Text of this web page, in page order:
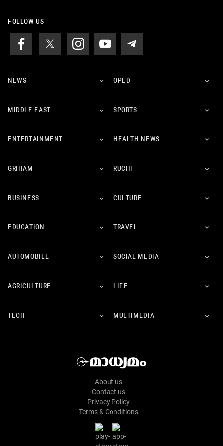
FOLLOW US
NEWS OPED
MIDDLE EAST SPORTS
ENTERTAINMENT HEALTH NEWS
GRIHAM RUCHI
BUSINESS CULTURE
EDUCATION TRAVEL
AUTOMOBILE SOCIAL MEDIA
AGRICULTURE LIFE
TECH MULTIMEDIA
About us
Contact us
Privacy Policy
Terms & Conditions